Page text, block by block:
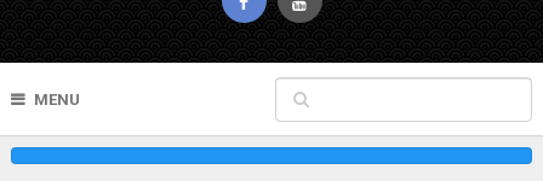
MENU